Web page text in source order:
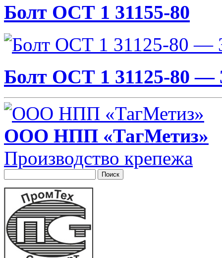
Болт ОСТ 1 31155-80
Болт ОСТ 1 31125-80 —
ООО НПП «ТагМетиз»
Производство крепежа
Поиск